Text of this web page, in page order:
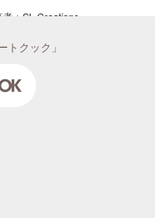
：SL Creations
かけ
食事会「おもてなし」
：SL Creations
クック」